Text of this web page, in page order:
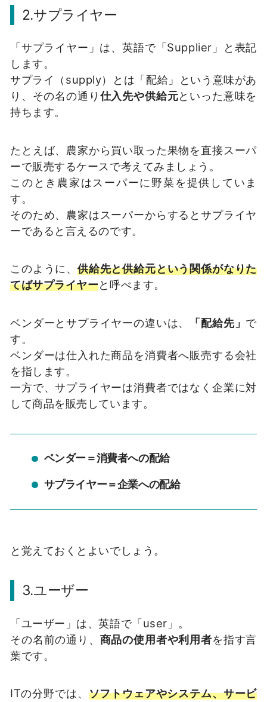
2.サプライヤー
「サプライヤー」は、英語で「Supplier」と表記
します。
サプライ（supply）とは「配給」という意味があ
り、その名の通り仕入先や供給元といった意味を
持ちます。
たとえば、農家から買い取った果物を直接スーパ
ーで販売するケースで考えてみましょう。
このとき農家はスーパーに野菜を提供していま
す。
そのため、農家はスーパーからするとサプライヤ
ーであると言えるのです。
このように、 供給先と供給元という関係がなりた
てばサプライヤーと呼べます。
ベンダーとサプライヤーの違いは、 「配給先」 で
す。
ベンダーは仕入れた商品を消費者へ販売する会社
を指します。
一方で、サプライヤーは消費者ではなく企業に対
して商品を販売しています。
ベンダー＝消費者への配給
サプライヤー＝企業への配給
と覚えておくとよいでしょう。
3.ユーザー
「ユーザー」は、英語で「user」。
その名前の通り、 商品の使用者や利用者を指す言
葉です。
ITの分野では、 ソフトウェアやシステム、サービ